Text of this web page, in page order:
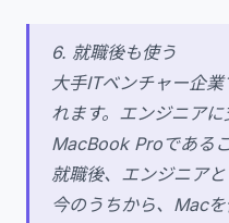
6. 就職後も使う
大手ITベンチャー企
れます。エンジニアに
MacBook Proである
就職後、エンジニアと
今のうちから、Mac